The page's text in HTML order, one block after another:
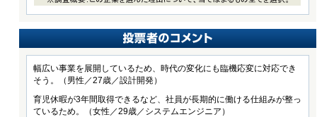
幅広い事業を展開しているため、時代の変化にも臨機応変に対応でき
そう。（男性／27歳／設計開発）
育児休暇が3年間取得できるなど、社員が長期的に働ける仕組みが整っ
ているため。（女性／29歳／システムエンジニア）